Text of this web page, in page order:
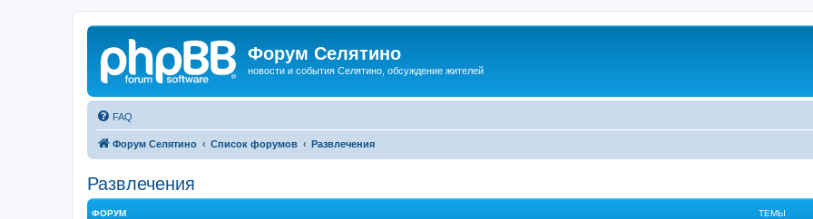
Форум Селятино
новости и события Селятино, обсуждение жителей
FAQ
Форум Селятино Список форумов Развлечения
Развлечения
ФОРУМ ТЕМЫ